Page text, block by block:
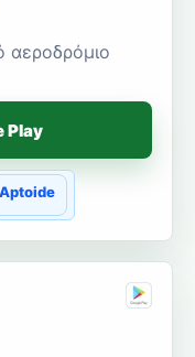
αεροδρόμιο
Play
Aptoide